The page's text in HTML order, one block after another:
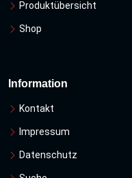
Produktübersicht
Shop
Information
Kontakt
Impressum
Datenschutz